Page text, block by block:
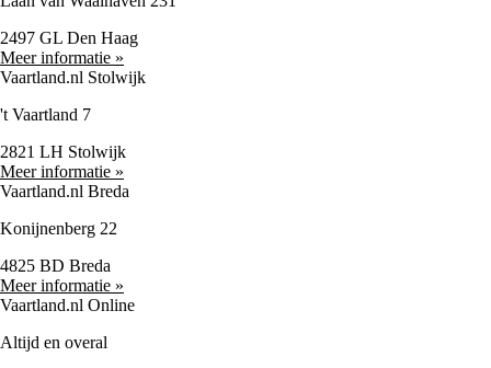
2497 GL Den Haag
Meer informatie »
Vaartland.nl Stolwijk
't Vaartland 7
2821 LH Stolwijk
Meer informatie »
Vaartland.nl Breda
Konijnenberg 22
4825 BD Breda
Meer informatie »
Vaartland.nl Online
Altijd en overal